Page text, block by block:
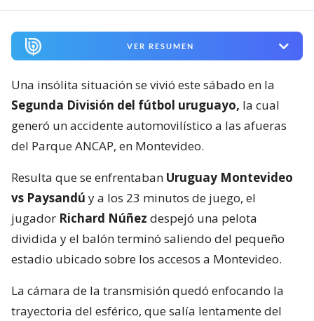
VER RESUMEN
Una insólita situación se vivió este sábado en la
Segunda División del fútbol uruguayo, la cual
generó un accidente automovilístico a las afueras
del Parque ANCAP, en Montevideo.
Resulta que se enfrentaban Uruguay Montevideo
vs Paysandú y a los 23 minutos de juego, el
jugador Richard Núñez despejó una pelota
dividida y el balón terminó saliendo del pequeño
estadio ubicado sobre los accesos a Montevideo.
La cámara de la transmisión quedó enfocando la
trayectoria del esférico, que salía lentamente del